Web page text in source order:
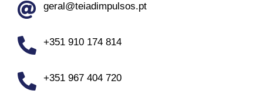
geral@teiadimpulsos.pt
+351 910 174 814
+351 967 404 720